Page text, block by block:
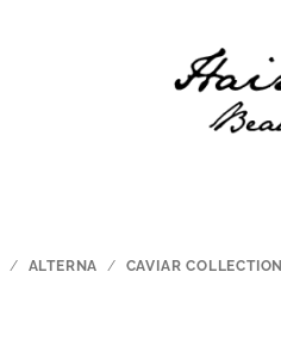
/ ALTERNA / CAVIAR COLLECTION